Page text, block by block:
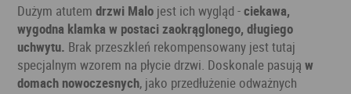
Dużym atutemdrzwi Malo jest ich wygląd -ciekawa,
wygodna klamka w postaci zaokrąglonego, długiego
uchwytu. Brak przeszkleń rekompensowany jest tutaj
specjalnym wzorem na płycie drzwi. Doskonale pasująw
domach nowoczesnych, jako przedłużenie odważnych